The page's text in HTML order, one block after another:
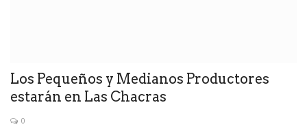
Los Pequeños y Medianos Productores
estarán en Las Chacras
0